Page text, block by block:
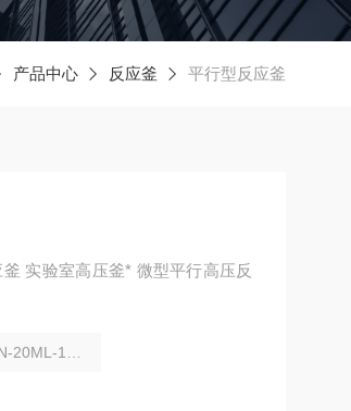
产品中心 反应釜 平行型反应釜
实验室高压釜* 微型平行高压反
100ML